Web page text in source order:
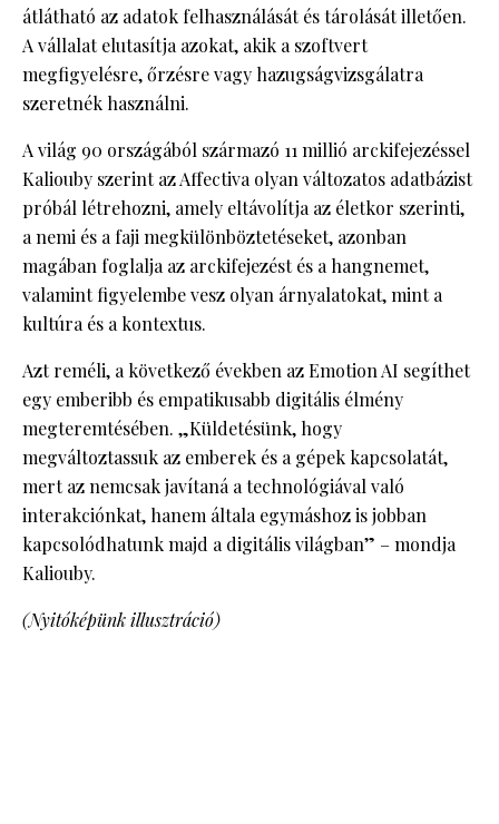
átlátható az adatok felhasználását és tárolását illetően.
A vállalat elutasítja azokat, akik a szoftvert
megfigyelésre, őrzésre vagy hazugságvizsgálatra
szeretnék használni.
A világ 90 országából származó 11 millió arckifejezéssel
Kaliouby szerint az Affectiva olyan változatos adatbázist
próbál létrehozni, amely eltávolítja az életkor szerinti,
a nemi és a faji megkülönböztetéseket, azonban
magában foglalja az arckifejezést és a hangnemet,
valamint figyelembe vesz olyan árnyalatokat, mint a
kultúra és a kontextus.
Azt reméli, a következő években az Emotion AI segíthet
egy emberibb és empatikusabb digitális élmény
megteremtésében. „Küldetésünk, hogy
megváltoztassuk az emberek és a gépek kapcsolatát,
mert az nemcsak javítaná a technológiával való
interakciónkat, hanem általa egymáshoz is jobban
kapcsolódhatunk majd a digitális világban” – mondja
Kaliouby.
(Nyitóképünk illusztráció)